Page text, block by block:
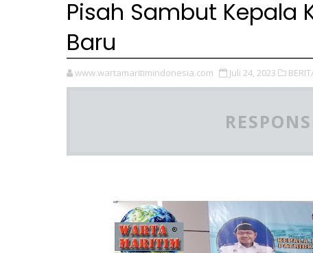
Pisah Sambut Kepala
Baru
www.wartamaritimindonesia.com Juli 24, 2023